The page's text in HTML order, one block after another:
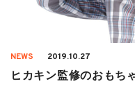
NEWS 2019.10.27
ヒカキン監修のおもち